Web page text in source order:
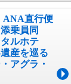
ANA直行便
乗員同
ルホテ
産を巡る
アグラ・